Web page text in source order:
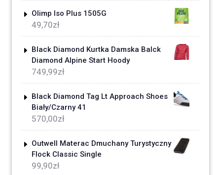
Olimp Iso Plus 1505G
49,70zł
Black Diamond Kurtka Damska Balck
Diamond Alpine Start Hoody
749,99zł
Black Diamond Tag Lt Approach Shoes
Biały/Czarny 41
570,00zł
Outwell Materac Dmuchany Turystyczny
Flock Classic Single
99,90zł